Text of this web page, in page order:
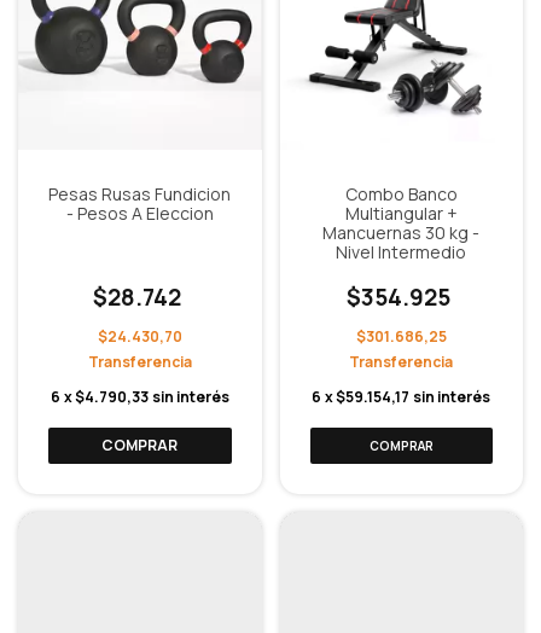
Pesas Rusas Fundicion
- Pesos A Eleccion
$28.742
$24.430,70
6 x$4.790,33 sin interés
COMPRAR
Combo Banco
Multiangular +
Mancuernas 30 kg -
Nivel Intermedio
$354.925
$301.686,25
6 x$59.154,17 sin interés